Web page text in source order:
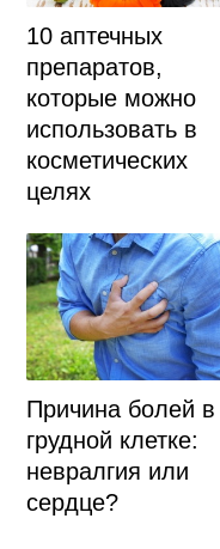
10 аптечных
препаратов,
которые можно
использовать в
косметических
целях
Причина болей в
грудной клетке:
невралгия или
сердце?